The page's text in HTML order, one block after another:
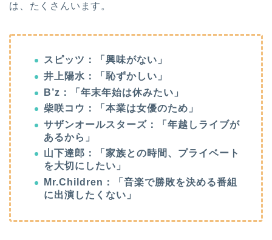
は、たくさんいます。
スピッツ：「興味がない」
井上陽水：「恥ずかしい」
B’z：「年末年始は休みたい」
柴咲コウ：「本業は女優のため」
サザンオールスターズ：「年越しライブが
あるから」
山下達郎：「家族との時間、プライベート
を大切にしたい」
Mr.Children：「音楽で勝敗を決める番組
に出演したくない」